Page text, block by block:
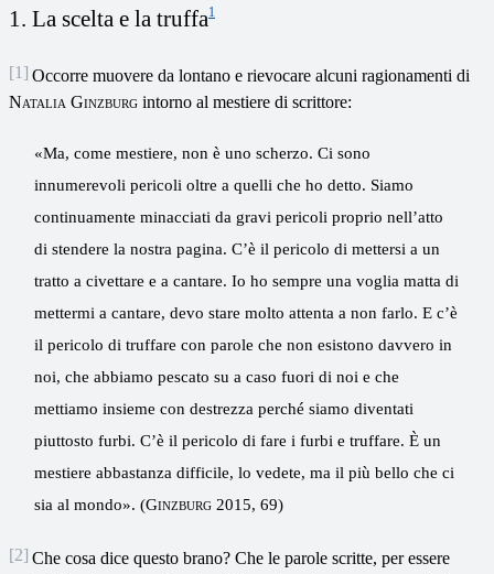
1. La scelta e la truffa1
[1] Occorre muovere da lontano e rievocare alcuni ragionamenti di
Natalia Ginzburg intorno al mestiere di scrittore:
«Ma, come mestiere, non è uno scherzo. Ci sono
innumerevoli pericoli oltre a quelli che ho detto. Siamo
continuamente minacciati da gravi pericoli proprio nell’atto
di stendere la nostra pagina. C’è il pericolo di mettersi a un
tratto a civettare e a cantare. Io ho sempre una voglia matta di
mettermi a cantare, devo stare molto attenta a non farlo. E c’è
il pericolo di truffare con parole che non esistono davvero in
noi, che abbiamo pescato su a caso fuori di noi e che
mettiamo insieme con destrezza perché siamo diventati
piuttosto furbi. C’è il pericolo di fare i furbi e truffare. È un
mestiere abbastanza difficile, lo vedete, ma il più bello che ci
sia al mondo». (Ginzburg2015, 69)
[2] Che cosa dice questo brano? Che le parole scritte, per essere